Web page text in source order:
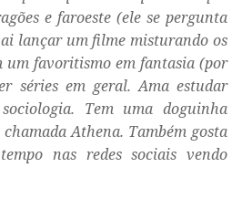
e faroeste (ele se pergunta
lançar um filme misturando os
um favoritismo em fantasia (por
séries em geral. Ama estudar
Tem uma doguinha
Athena. Também gosta
nas redes sociais vendo